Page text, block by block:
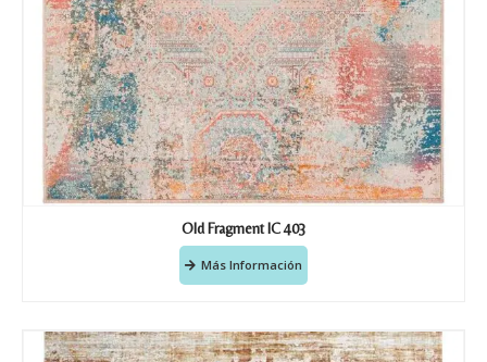
Old Fragment IC 403
Más Información